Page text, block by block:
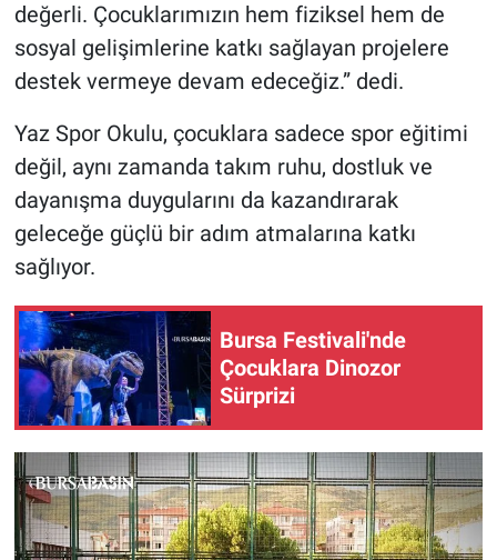
değerli. Çocuklarımızın hem fiziksel hem de
sosyal gelişimlerine katkı sağlayan projelere
destek vermeye devam edeceğiz.” dedi.
Yaz Spor Okulu, çocuklara sadece spor eğitimi
değil, aynı zamanda takım ruhu, dostluk ve
dayanışma duygularını da kazandırarak
geleceğe güçlü bir adım atmalarına katkı
sağlıyor.
Bursa Festivali'nde
Çocuklara Dinozor
Sürprizi